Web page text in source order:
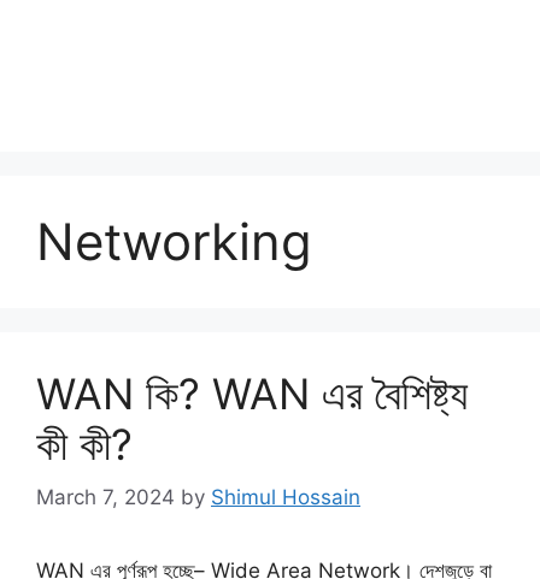
Networking
WAN কি? WAN এর বৈশিষ্ট্য
কী কী?
March 7, 2024 by Shimul Hossain
WAN এর পূর্ণরূপ হচ্ছে– Wide Area Network। দেশজুড়ে বা